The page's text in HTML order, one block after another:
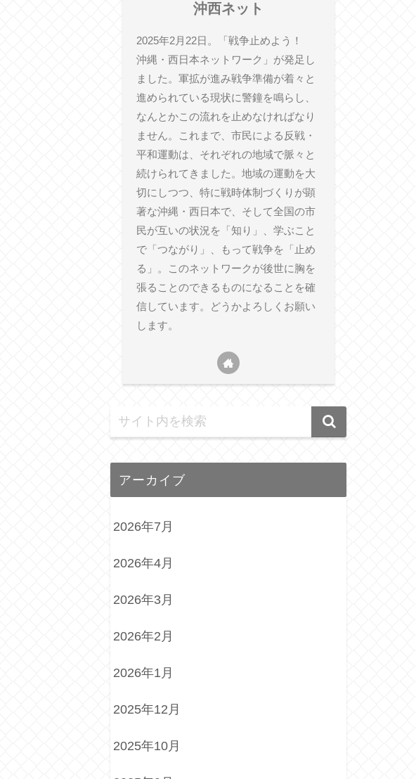
沖西ネット
2025年2月22日。「戦争止めよう！
沖縄・西日本ネットワーク」が発足し
ました。軍拡が進み戦争準備が着々と
進められている現状に警鐘を鳴らし、
なんとかこの流れを止めなければなり
ません。これまで、市民による反戦・
平和運動は、それぞれの地域で脈々と
続けられてきました。地域の運動を大
切にしつつ、特に戦時体制づくりが顕
著な沖縄・西日本で、そして全国の市
民が互いの状況を「知り」、学ぶこと
で「つながり」、もって戦争を「止め
る」。このネットワークが後世に胸を
張ることのできるものになることを確
信しています。どうかよろしくお願い
します。
アーカイブ
2026年7月
2026年4月
2026年3月
2026年2月
2026年1月
2025年12月
2025年10月